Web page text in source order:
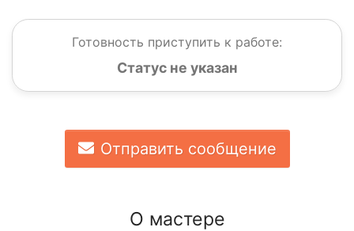
Готовность приступить к работе:
Статус не указан
Отправить сообщение
О мастере